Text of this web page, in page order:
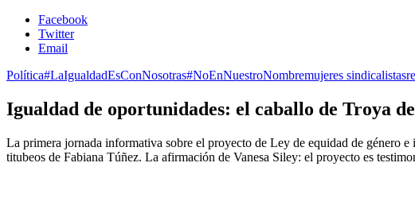
Facebook
Twitter
Email
Política#LaIgualdadEsConNosotras#NoEnNuestroNombremujeres sindicalistas
Igualdad de oportunidades: el caballo de Troya
La primera jornada informativa sobre el proyecto de Ley de equidad de género
titubeos de Fabiana Túñez. La afirmación de Vanesa Siley: el proyecto es